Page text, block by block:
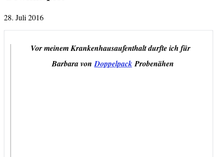
28. Juli 2016
Vor meinem Krankenhausaufenthalt durfte ich für
Barbara vonDoppelpackProbenähen